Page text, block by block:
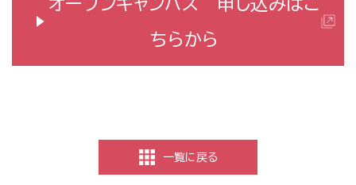
ちらから
一覧に戻る